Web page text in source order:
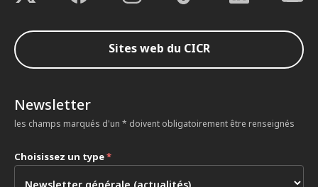
Sites web du CICR
Newsletter
les champs marqués d'un * doivent obligatoirement être renseignés
Choisissez un type*